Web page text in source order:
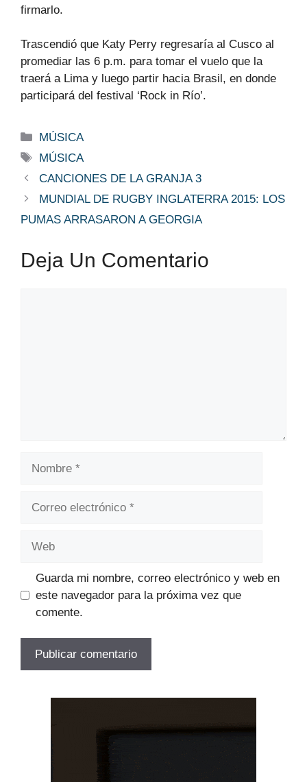
firmarlo.
Trascendió que Katy Perry regresaría al Cusco al
promediar las 6 p.m. para tomar el vuelo que la
traerá a Lima y luego partir hacia Brasil, en donde
participará del festival ‘Rock in Río’.
Categorías
MÚSICA
Etiquetas
MÚSICA
CANCIONES DE LA GRANJA 3
MUNDIAL DE RUGBY INGLATERRA 2015: LOS
PUMAS ARRASARON A GEORGIA
Deja Un Comentario
Guarda mi nombre, correo electrónico y web en
este navegador para la próxima vez que
comente.